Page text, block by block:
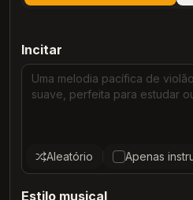
Incitar
Aleatório Apenas
Estilo musical